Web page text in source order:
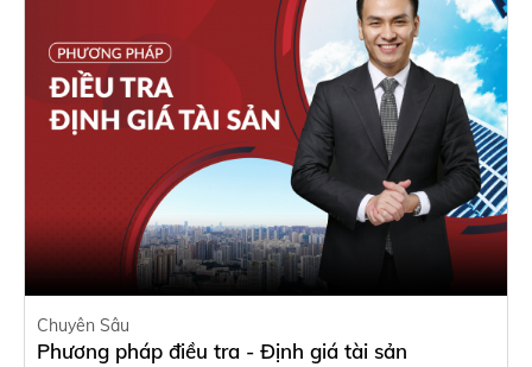
Chuyên Sâu
Phương pháp điều tra - Định giá tài sản